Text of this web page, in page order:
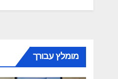
מומלץ עבורך